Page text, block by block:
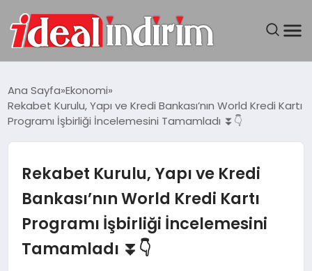
BILGISAYAR
TEKNOLOJI
Ana Sayfa Ekonomi
Rekabet Kurulu, Yapı ve Kredi Bankası’nın World Kredi Kartı
Programı İşbirliği İncelemesini Tamamladı ⏬👇
Rekabet Kurulu, Yapı ve Kredi
Bankası’nın World Kredi Kartı
Programı İşbirliği İncelemesini
Tamamladı ⏬👇